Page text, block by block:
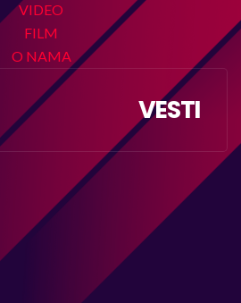
VIDEO
FILM
O NAMA
VESTI